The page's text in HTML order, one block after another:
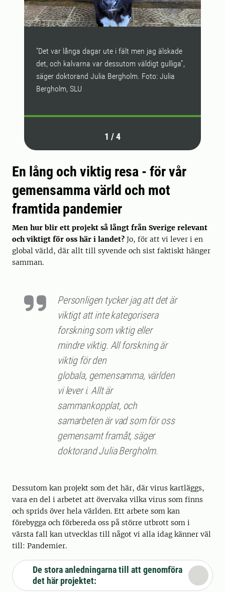
“Det var långa dagar ute i fält men jag älskade
det, och kalvarna var dessutom väldigt gulliga”,
säger doktorand Julia Bergholm. Foto: Julia
Bergholm, SLU
1 /4
En lång och viktig resa - för vår
gemensamma värld och mot
framtida pandemier
Men hur blir ett projekt så långt från Sverige relevant
och viktigt för oss här i landet? Jo, för att vi lever i en
global värld, där allt till syvende och sist faktiskt hänger
samman.
Personligen tycker jag att det är
viktigt att inte kategorisera
forskning som viktig eller
mindre viktig. All forskning är
viktig för den
globala, gemensamma, världen
vi lever i. Allt är
sammankopplat, och
samarbeten är vad som för oss
gemensamt framåt, säger
doktorand Julia Bergholm.
Dessutom kan projekt som det här, där virus kartläggs,
vara en del i arbetet att övervaka vilka virus som finns
och sprids över hela världen. Ett arbete som kan
förebygga och förbereda oss på större utbrott som i
värsta fall kan utvecklas till något vi alla idag känner väl
till: Pandemier.
De stora anledningarna till att genomföra
det här projektet: